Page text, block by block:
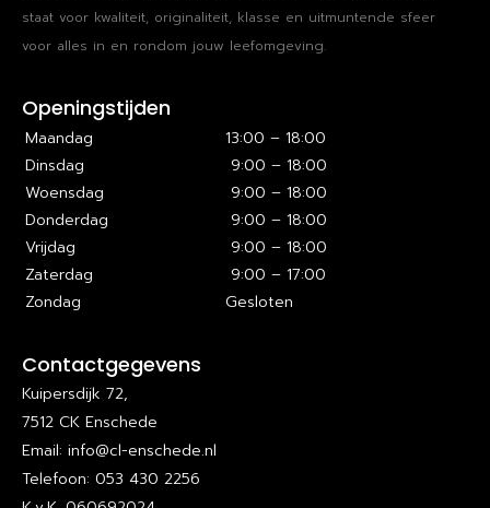
staat voor kwaliteit, originaliteit, klasse en uitmuntende sfeer
voor alles in en rondom jouw leefomgeving.
Openingstijden
Maandag
13:00 – 18:00
Dinsdag
9:00 – 18:00
Woensdag
9:00 – 18:00
Donderdag
9:00 – 18:00
Vrijdag
9:00 – 18:00
Zaterdag
9:00 – 17:00
Zondag
Gesloten
Contactgegevens
Kuipersdijk 72,
7512 CK Enschede
Email: info@cl-enschede.nl
Telefoon: 053 430 2256